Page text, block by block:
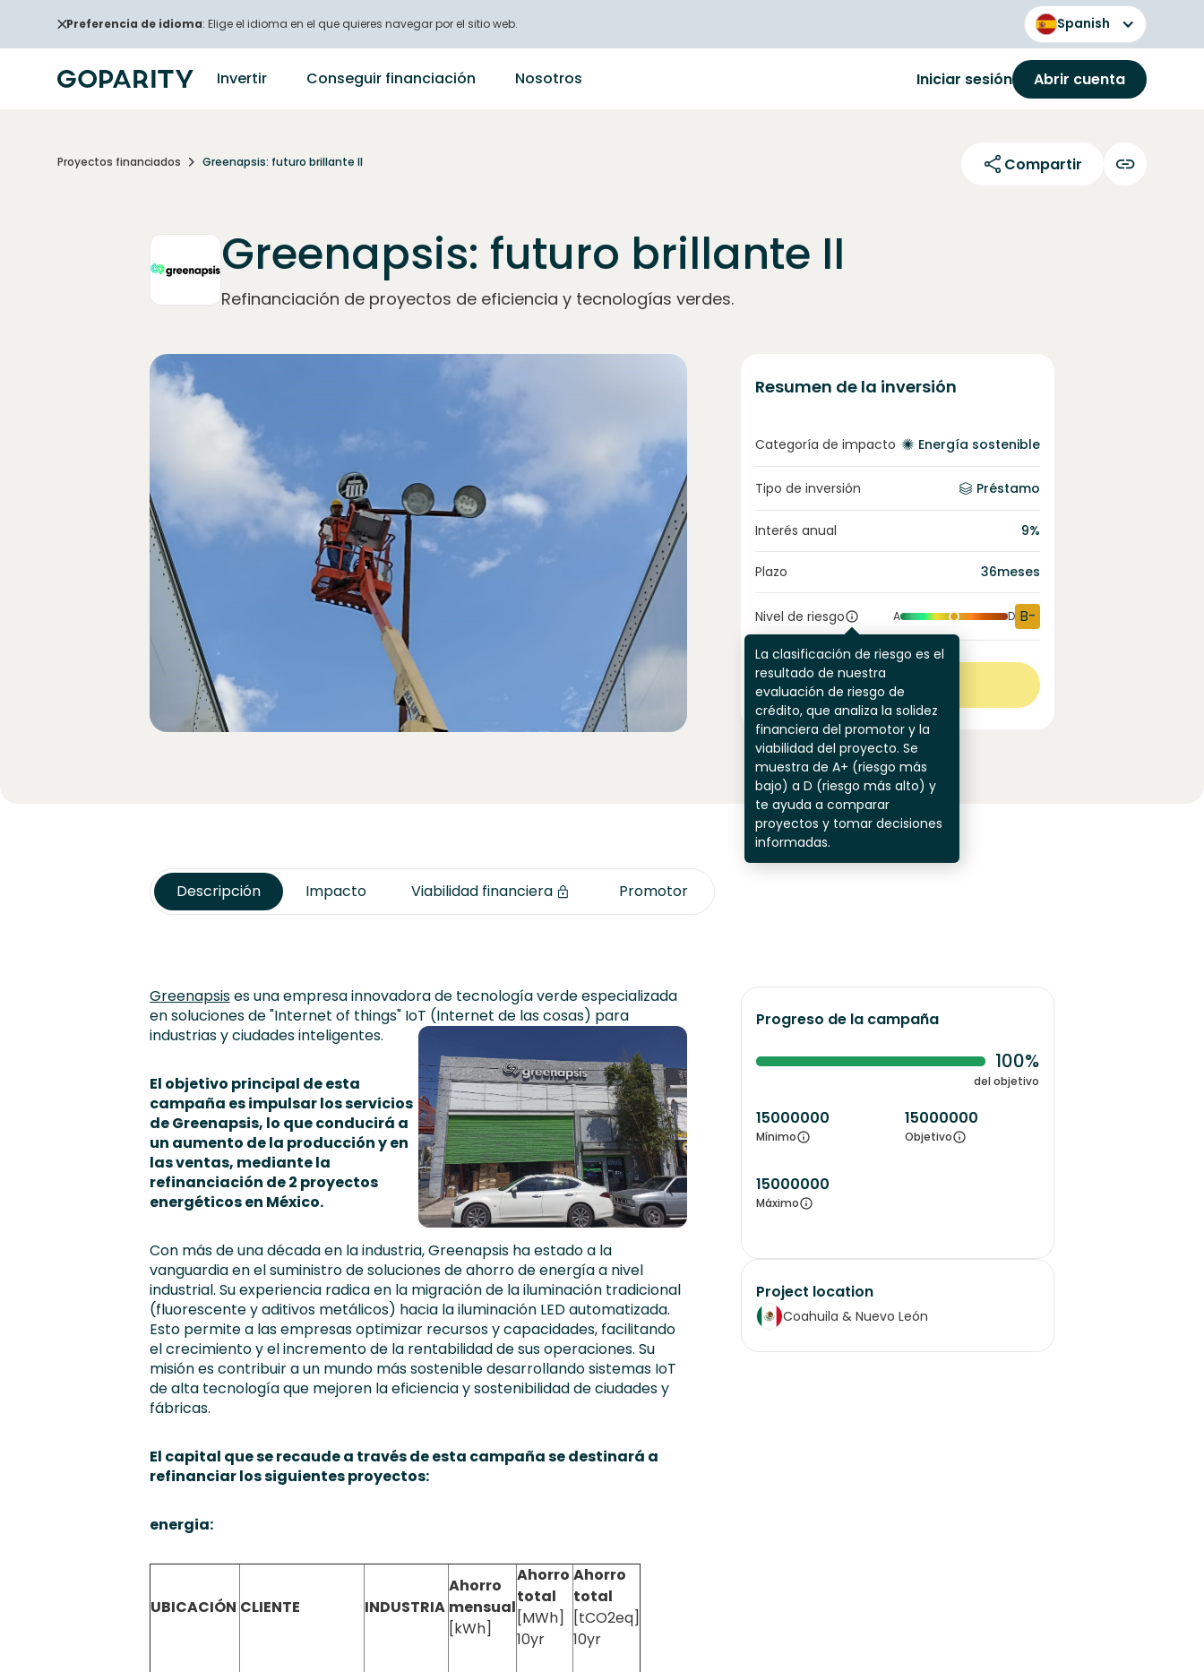
Preferencia de idioma: Elige el idioma en el que quieres navegar por el sitio web. Spanish
Invertir Conseguir financiación Nosotros Iniciar sesión Abrir cuenta
Proyectos financiados Greenapsis: futuro brillante II Compartir
Greenapsis: futuro brillante II
Refinanciación de proyectos de eficiencia y tecnologías verdes.
Resumen de la inversión
Categoría de impacto Energía sostenible
Tipo de inversión Préstamo
Interés anual 9%
Plazo 36meses
Nivel de riesgo
La clasificación de riesgo es el
resultado de nuestra
evaluación de riesgo de
crédito, que analiza la solidez
financiera del promotor y la
viabilidad del proyecto. Se
muestra de A+ (riesgo más
bajo) a D (riesgo más alto) y
te ayuda a comparar
proyectos y tomar decisiones
informadas.
A D B-
Ver más
Descripción Impacto Viabilidad financiera Promotor
Greenapsises una empresa innovadora de tecnología verde especializada
en soluciones de "Internet of things" IoT (Internet de las cosas) para
industrias y ciudades inteligentes.
El objetivo principal de esta
campaña es impulsar los servicios
de Greenapsis, lo que conducirá a
un aumento de la producción y en
las ventas, mediante la
refinanciación de 2 proyectos
energéticos en México.
Con más de una década en la industria, Greenapsis ha estado a la
vanguardia en el suministro de soluciones de ahorro de energía a nivel
industrial. Su experiencia radica en la migración de la iluminación tradicional
(fluorescente y aditivos metálicos) hacia la iluminación LED automatizada.
Esto permite a las empresas optimizar recursos y capacidades, facilitando
el crecimiento y el incremento de la rentabilidad de sus operaciones. Su
misión es contribuir a un mundo más sostenible desarrollando sistemas IoT
de alta tecnología que mejoren la eficiencia y sostenibilidad de ciudades y
fábricas.
El capital que se recaude a través de esta campaña se destinará a
refinanciar los siguientes proyectos:
energia:
UBICACIÓN CLIENTE INDUSTRIA
Ahorro
mensual
[kWh]
Ahorro
total
[MWh]
10yr
Ahorro
total
[tCO2eq]
10yr
Progreso de la campaña
100%
del objetivo
15000000
Mínimo
15000000
Objetivo
15000000
Máximo
Project location
Coahuila & Nuevo León